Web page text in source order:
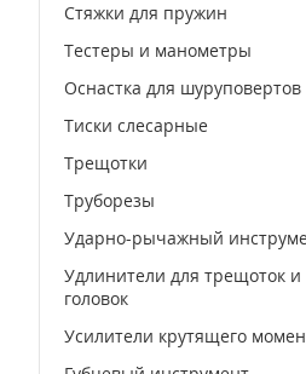
H10
H12
H14
H8
H7
PH4
T7
M8
M10
M12
Стяжки для пружин
Тестеры и манометры
Оснастка для шуруповертов
Тиски слесарные
Трещотки
Труборезы
Ударно-рычажный
Удлинители для трещоток и
головок
Усилители крутящего